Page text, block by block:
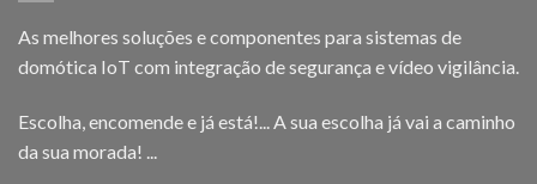
As melhores soluções e componentes para sistemas de
domótica IoT com integração de segurança e vídeo vigilância.
Escolha, encomende e já está!... A sua escolha já vai a caminho
da sua morada! ...